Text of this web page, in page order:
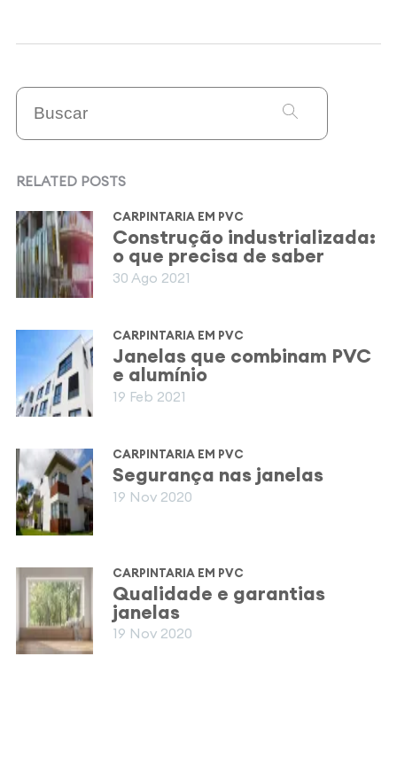
RELATED POSTS
CARPINTARIA EM PVC
Construção industrializada:
o que precisa de saber
30 Ago 2021
CARPINTARIA EM PVC
Janelas que combinam PVC
e alumínio
19 Feb 2021
CARPINTARIA EM PVC
Segurança nas janelas
19 Nov 2020
CARPINTARIA EM PVC
Qualidade e garantias
janelas
19 Nov 2020